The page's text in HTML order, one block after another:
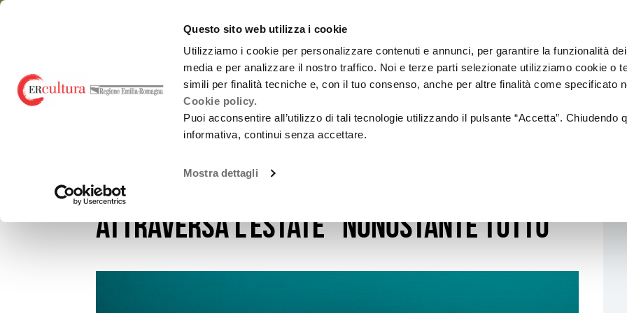
Questo sito web utilizza i cookie
Utilizziamo i cookie per personalizzare contenuti e annunci, per garantire la funzionalità
media e per analizzare il nostro traffico. Noi e terze parti selezionate utilizziamo cookie o
simili per finalità tecniche e, con il tuo consenso, anche per altre finalità come specificato
Cookie policy.
Puoi acconsentire all’utilizzo di tali tecnologie utilizzando il pulsante “Accetta”. Chiudendo
informativa, continui senza accettare.
Mostra dettagli
Torna
Cerca
Salta
Salta
emiliaromagnacultura/Spettacolo
Chi siamo
Promozione
attività Culturali e
Carnevali storici
Promozione
culturale
Osservatorio
Monitoraggi periodici
Report annuali -
Finanziamenti
L.R. 2/18
Sistema dello
Teatri di tradizione
Assessorato
Cultura
Paesaggio
NOTIZIE TERRENI FERTILI, IL FESTIVAL CHE ATTRAVERSA L’ESTATE “NONOSTANTE TUTTO”
Terreni Fertili, il festival che
attraversa l’estate “nonostante tutto”